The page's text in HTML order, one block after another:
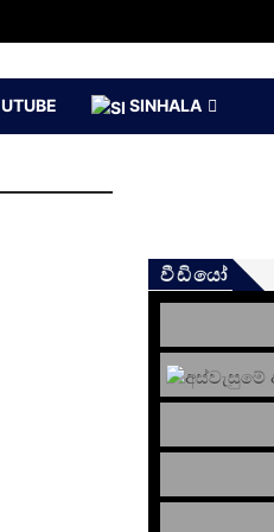
UTUBE SINHALA
වීඩියෝ